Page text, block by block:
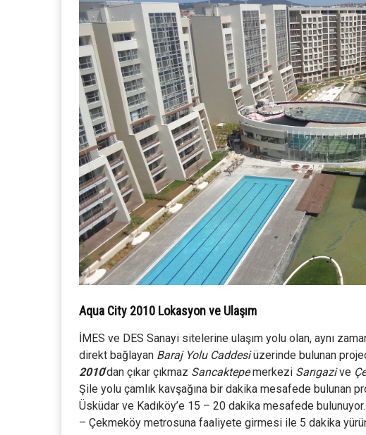
Aqua City 2010 Lokasyon ve Ulaşım
İMES ve DES Sanayi sitelerine ulaşım yolu olan, aynı
direkt bağlayan Baraj Yolu Caddesiüzerinde bulunan
2010‘dan çıkar çıkmaz Sancaktepemerkezi Sarıgazive
Şile yolu çamlık kavşağına bir dakika mesafede bulunan
Üsküdar ve Kadıköy’e 15 – 20 dakika mesafede
– Çekmeköy metrosuna faaliyete girmesi ile 5 dakika